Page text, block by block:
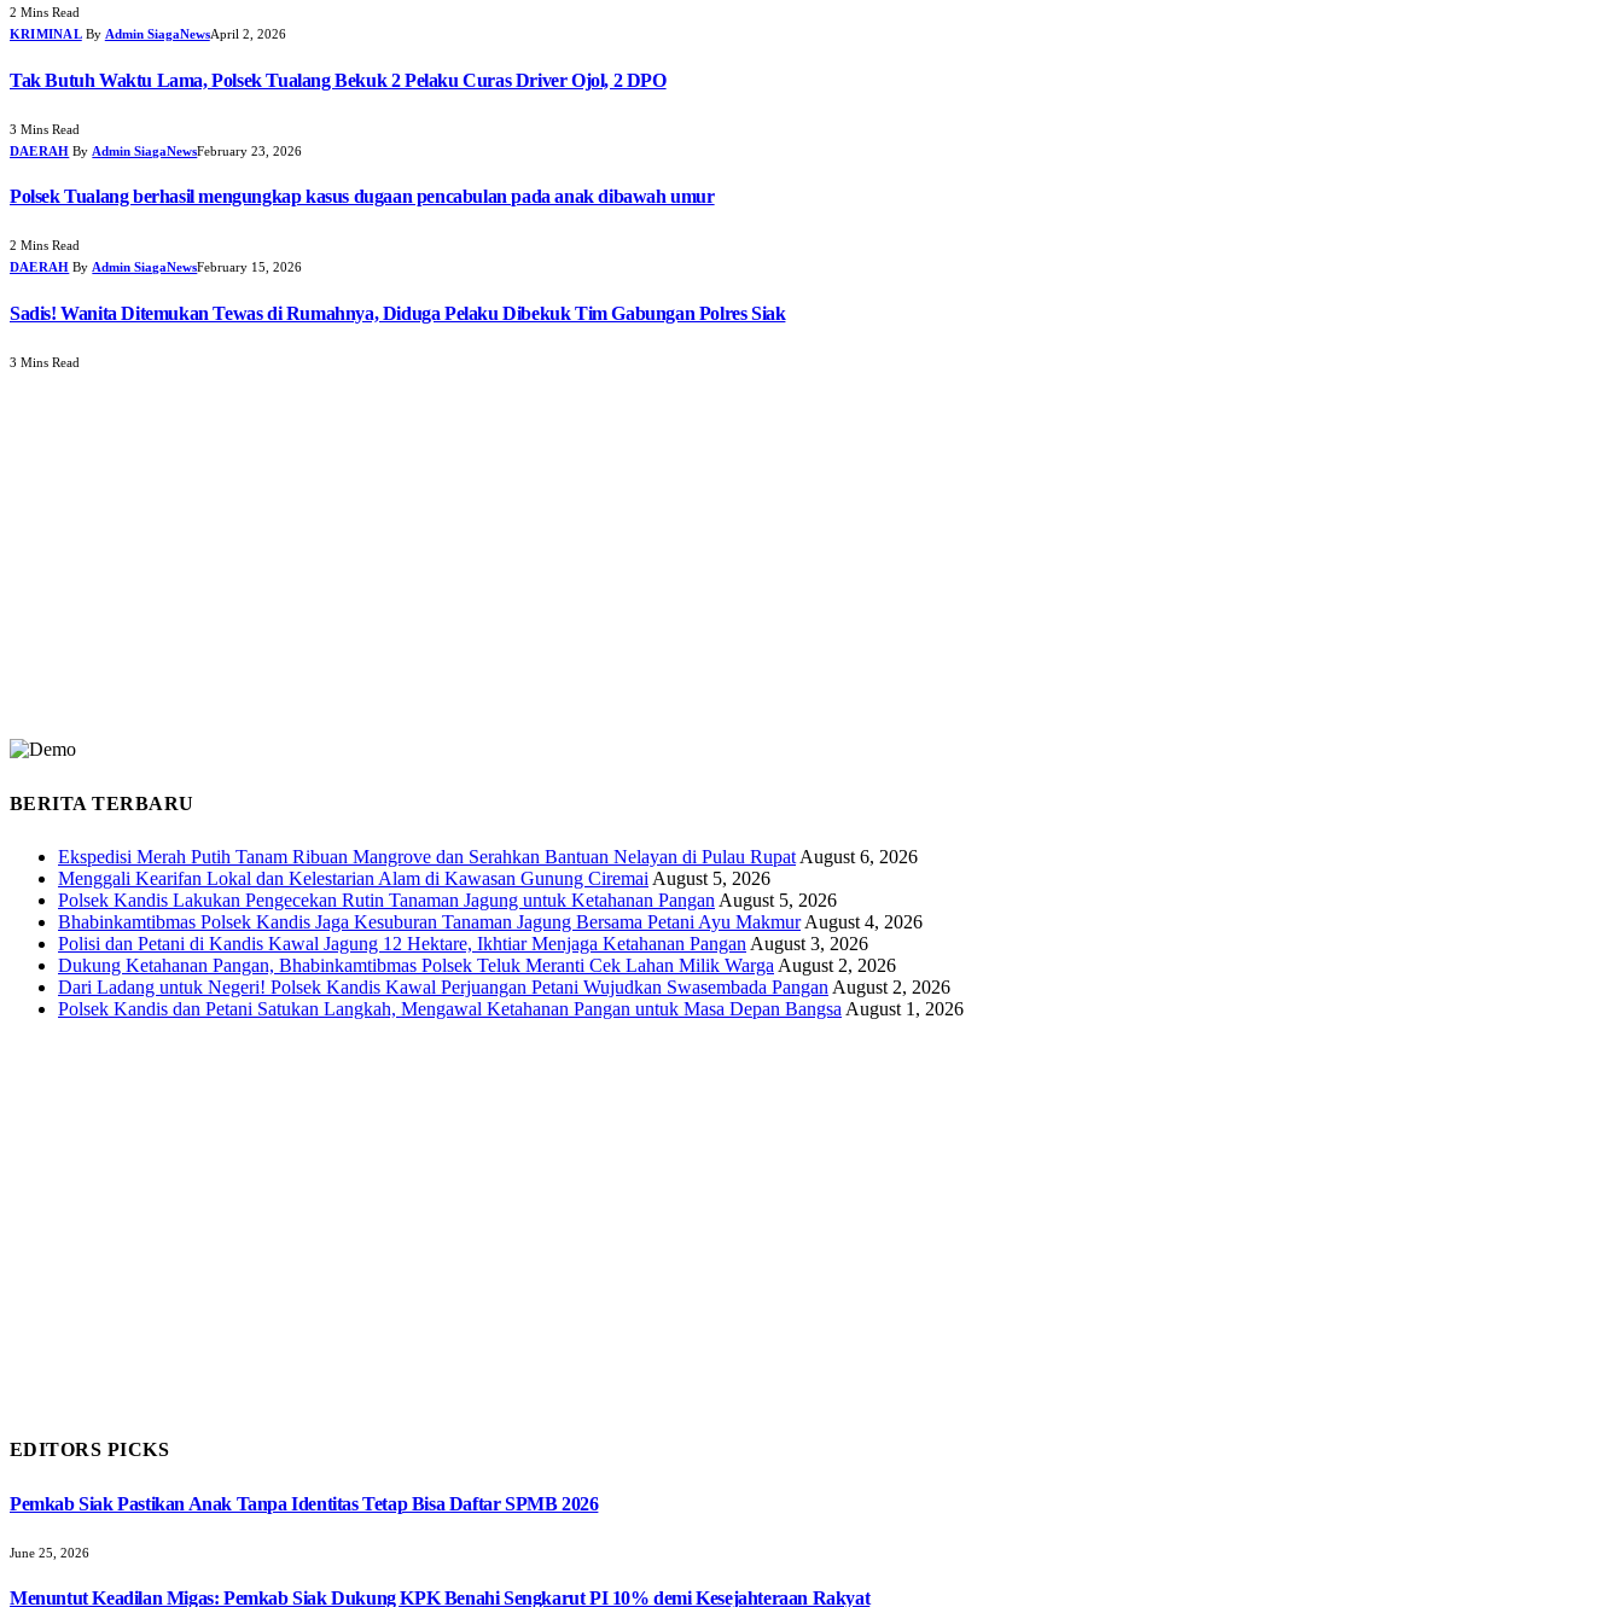
2 Mins Read
KRIMINAL By Admin SiagaNewsApril 2, 2026
Tak Butuh Waktu Lama, Polsek Tualang Bekuk 2 Pelaku Curas Driver Ojol, 2 DPO
3 Mins Read
DAERAH By Admin SiagaNewsFebruary 23, 2026
Polsek Tualang berhasil mengungkap kasus dugaan pencabulan pada anak dibawah umur
2 Mins Read
DAERAH By Admin SiagaNewsFebruary 15, 2026
Sadis! Wanita Ditemukan Tewas di Rumahnya, Diduga Pelaku Dibekuk Tim Gabungan Polres Siak
3 Mins Read
BERITA TERBARU
Ekspedisi Merah Putih Tanam Ribuan Mangrove dan Serahkan Bantuan Nelayan di Pulau Rupat August 6, 2026
Menggali Kearifan Lokal dan Kelestarian Alam di Kawasan Gunung Ciremai August 5, 2026
Polsek Kandis Lakukan Pengecekan Rutin Tanaman Jagung untuk Ketahanan Pangan August 5, 2026
Bhabinkamtibmas Polsek Kandis Jaga Kesuburan Tanaman Jagung Bersama Petani Ayu Makmur August 4, 2026
Polisi dan Petani di Kandis Kawal Jagung 12 Hektare, Ikhtiar Menjaga Ketahanan Pangan August 3, 2026
Dukung Ketahanan Pangan, Bhabinkamtibmas Polsek Teluk Meranti Cek Lahan Milik Warga August 2, 2026
Dari Ladang untuk Negeri! Polsek Kandis Kawal Perjuangan Petani Wujudkan Swasembada Pangan August 2, 2026
Polsek Kandis dan Petani Satukan Langkah, Mengawal Ketahanan Pangan untuk Masa Depan Bangsa August 1, 2026
EDITORS PICKS
Pemkab Siak Pastikan Anak Tanpa Identitas Tetap Bisa Daftar SPMB 2026
June 25, 2026
Menuntut Keadilan Migas: Pemkab Siak Dukung KPK Benahi Sengkarut PI 10% demi Kesejahteraan Rakyat